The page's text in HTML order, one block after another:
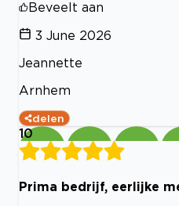
Beveelt aan
3 June 2026
Jeannette
Arnhem
delen
10
Prima bedrijf, eerlijke